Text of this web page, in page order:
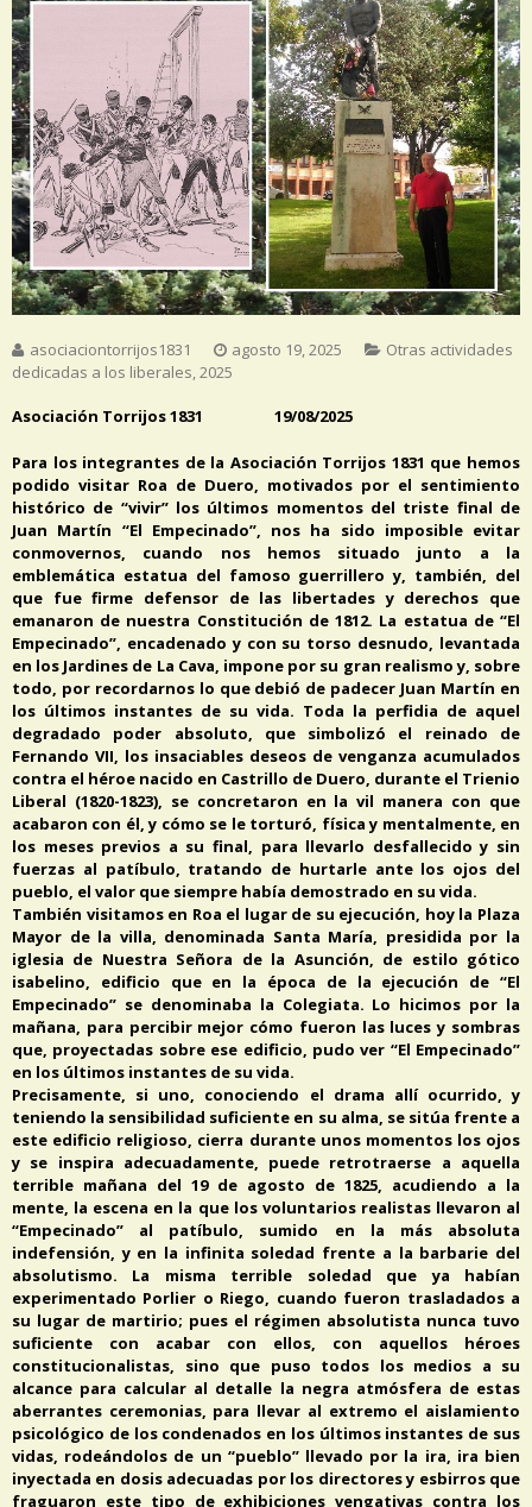
asociaciontorrijos1831 agosto 19, 2025
Otras actividades
dedicadas a los liberales,2025
Asociación Torrijos 1831 19/08/2025
Para los integrantes de la Asociación Torrijos 1831 que hemos
podido visitar Roa de Duero, motivados por el sentimiento
histórico de “vivir” los últimos momentos del triste final de
Juan Martín “El Empecinado”, nos ha sido imposible evitar
conmovernos, cuando nos hemos situado junto a la
emblemática estatua del famoso guerrillero y, también, del
que fue firme defensor de las libertades y derechos que
emanaron de nuestra Constitución de 1812. La estatua de “El
Empecinado”, encadenado y con su torso desnudo, levantada
en los Jardines de La Cava, impone por su gran realismo y, sobre
todo, por recordarnos lo que debió de padecer Juan Martín en
los últimos instantes de su vida. Toda la perfidia de aquel
degradado poder absoluto, que simbolizó el reinado de
Fernando VII, los insaciables deseos de venganza acumulados
contra el héroe nacido en Castrillo de Duero, durante el Trienio
Liberal (1820-1823), se concretaron en la vil manera con que
acabaron con él, y cómo se le torturó, física y mentalmente, en
los meses previos a su final, para llevarlo desfallecido y sin
fuerzas al patíbulo, tratando de hurtarle ante los ojos del
pueblo, el valor que siempre había demostrado en su vida.
También visitamos en Roa el lugar de su ejecución, hoy la Plaza
Mayor de la villa, denominada Santa María, presidida por la
iglesia de Nuestra Señora de la Asunción, de estilo gótico
isabelino, edificio que en la época de la ejecución de “El
Empecinado” se denominaba la Colegiata. Lo hicimos por la
mañana, para percibir mejor cómo fueron las luces y sombras
que, proyectadas sobre ese edificio, pudo ver “El Empecinado”
en los últimos instantes de su vida.
Precisamente, si uno, conociendo el drama allí ocurrido, y
teniendo la sensibilidad suficiente en su alma, se sitúa frente a
este edificio religioso, cierra durante unos momentos los ojos
y se inspira adecuadamente, puede retrotraerse a aquella
terrible mañana del 19 de agosto de 1825, acudiendo a la
mente, la escena en la que los voluntarios realistas llevaron al
“Empecinado” al patíbulo, sumido en la más absoluta
indefensión, y en la infinita soledad frente a la barbarie del
absolutismo. La misma terrible soledad que ya habían
experimentado Porlier o Riego, cuando fueron trasladados a
su lugar de martirio; pues el régimen absolutista nunca tuvo
suficiente con acabar con ellos, con aquellos héroes
constitucionalistas, sino que puso todos los medios a su
alcance para calcular al detalle la negra atmósfera de estas
aberrantes ceremonias, para llevar al extremo el aislamiento
psicológico de los condenados en los últimos instantes de sus
vidas, rodeándolos de un “pueblo” llevado por la ira, ira bien
inyectada en dosis adecuadas por los directores y esbirros que
fraguaron este tipo de exhibiciones vengativas contra los